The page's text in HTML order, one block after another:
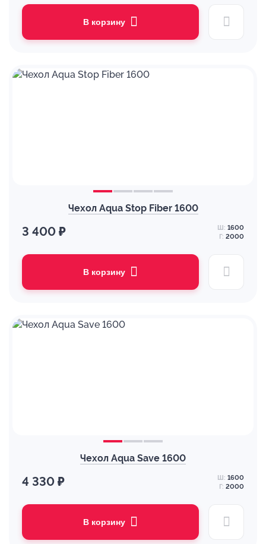
В корзину
Чехол Aqua Stop Fiber 1600
3 400 ₽ Ш: 1600
Г: 2000
В корзину
Чехол Aqua Save 1600
4 330 ₽ Ш: 1600
Г: 2000
В корзину